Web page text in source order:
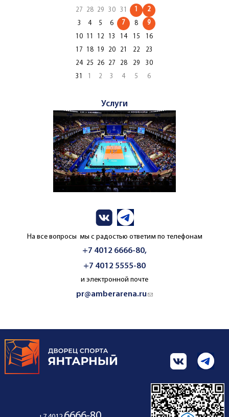
27
28 29 30 31 1 2
3 4 5 6 7 8 9
10 11 12 13 14 15
16
17
18 19 20 21 22
23
24
25 26 27 28 29
30
31
1 2 3 4 5 6
Услуги
На все вопросы мы с радостью ответим по телефонам
+7 4012 6666-80,
+7 4012 5555-80
и электронной почте
pr@amberarena.ru(link sends e-mail)